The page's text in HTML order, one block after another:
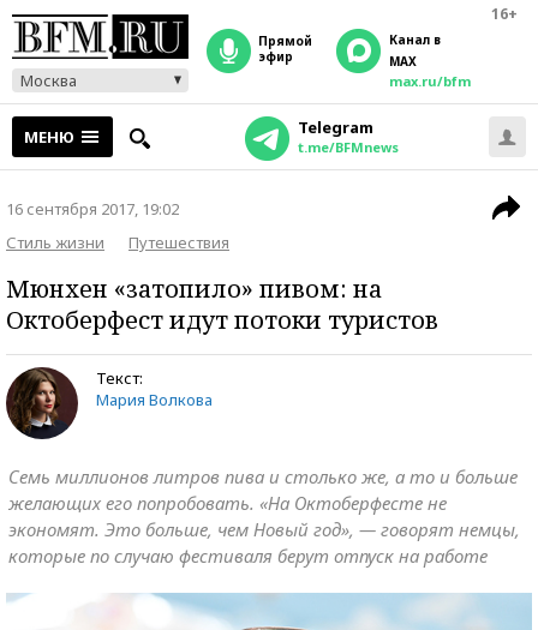
16+
Москва
прямой
эфир
Канал в
MAX
max.ru/bfm
МЕНЮ Telegram
t.me/BFMnews
16 сентября 2017, 19:02
Стиль жизни
Путешествия
Мюнхен «затопило» пивом: на
Октоберфест идут потоки туристов
Текст:
Мария Волкова
Семь миллионов литров пива и столько же, а то и больше
желающих его попробовать. «На Октоберфесте не
экономят. Это больше, чем Новый год», — говорят немцы,
которые по случаю фестиваля берут отпуск на работе